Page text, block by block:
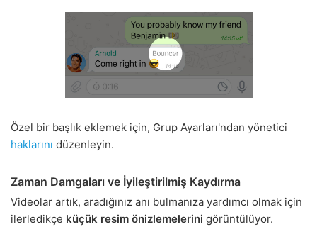
Özel bir başlık eklemek için, Grup Ayarları'ndan yönetici
haklarını düzenleyin.
Zaman Damgaları ve İyileştirilmiş Kaydırma
Videolar artık, aradığınız anı bulmanıza yardımcı olmak için
ilerledikçe küçük resim önizlemelerini görüntülüyor.